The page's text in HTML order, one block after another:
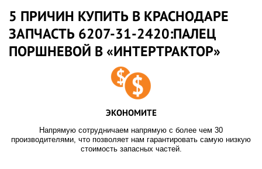
5 ПРИЧИН КУПИТЬ В КРАСНОДАРЕ
ЗАПЧАСТЬ 6207-31-2420:ПАЛЕЦ
ПОРШНЕВОЙ В «ИНТЕРТРАКТОР»
ЭКОНОМИТЕ
Напрямую сотрудничаем напрямую с более чем 30
производителями, что позволяет нам гарантировать самую низкую
стоимость запасных частей.